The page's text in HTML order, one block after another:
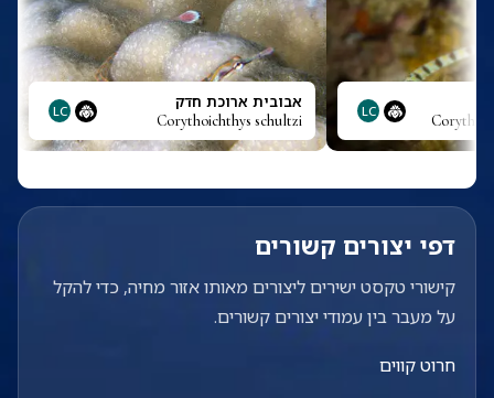
LC אבובית ארוכת חדק
Corythoichthys schultzi
LC
דפי יצורים קשורים
קישורי טקסט ישירים ליצורים מאותו אזור מחיה, כדי להקל
על מעבר בין עמודי יצורים קשורים.
חרוט קווים